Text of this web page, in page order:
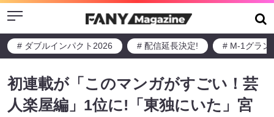
Menu
# ダブルインパクト2026 # 配信延長決定! # M-1グラン
初連載が「このマンガがすごい！芸
人楽屋編」1位に!「東独にいた」宮